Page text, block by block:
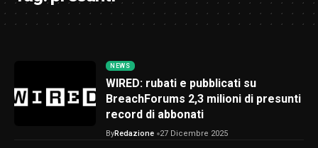
NEWS
WIRED: rubati e pubblicati su
BreachForums 2,3 milioni di presunti
record di abbonati
ByRedazione 27 Dicembre 2025